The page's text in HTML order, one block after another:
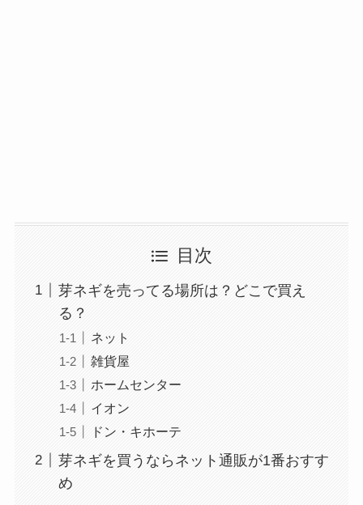
目次
芽ネギを売ってる場所は？どこで買え
る？
ネット
雑貨屋
ホームセンター
イオン
ドン・キホーテ
芽ネギを買うならネット通販が1番おすす
め